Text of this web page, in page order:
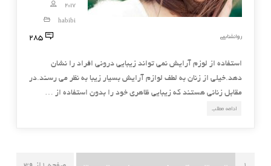
2017
habibi
روانشناسی
285
استفاده از لوزم آرایش نمی تواند زیبایی درونی افراد را نشان
دهد.خیلی از زنان به لطف لوازم آرایش بسیار زیبا به نظر می رسند.در
مقابل زنانی هستند که زیبایی ظاهری خود را بدون استفاده از …
ادامه مطلب